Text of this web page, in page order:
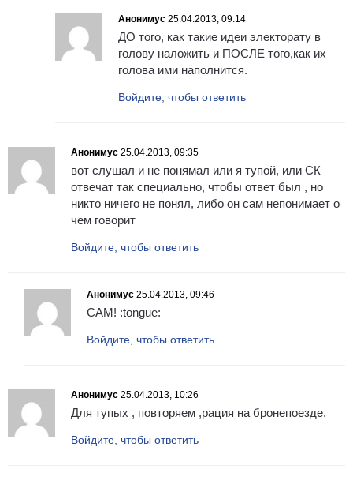
Анонимус 25.04.2013, 09:14
ДО того, как такие идеи электорату в
голову наложить и ПОСЛЕ того,как их
голова ими наполнится.
Войдите, чтобы ответить
Анонимус 25.04.2013, 09:35
вот слушал и не понямал или я тупой, или СК
отвечат так специально, чтобы ответ был , но
никто ничего не понял, либо он сам непонимает о
чем говорит
Войдите, чтобы ответить
Анонимус 25.04.2013, 09:46
САМ! :tongue:
Войдите, чтобы ответить
Анонимус 25.04.2013, 10:26
Для тупых , повторяем ,рация на бронепоезде.
Войдите, чтобы ответить